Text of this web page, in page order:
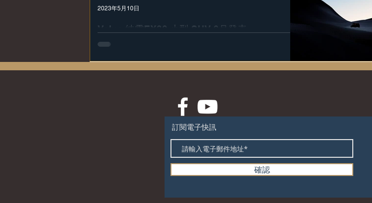
Volvo 純電EX30 小型 SUV 6月發表
Volvo宣布全新的小型純電動EX30 SUV將在6月7日全球首次亮相，同日也將在指定
細節。官方目前只透露：「從小處著想是我們最大的想法之一。」
2023年5月10日
訂閱電子快訊
確認